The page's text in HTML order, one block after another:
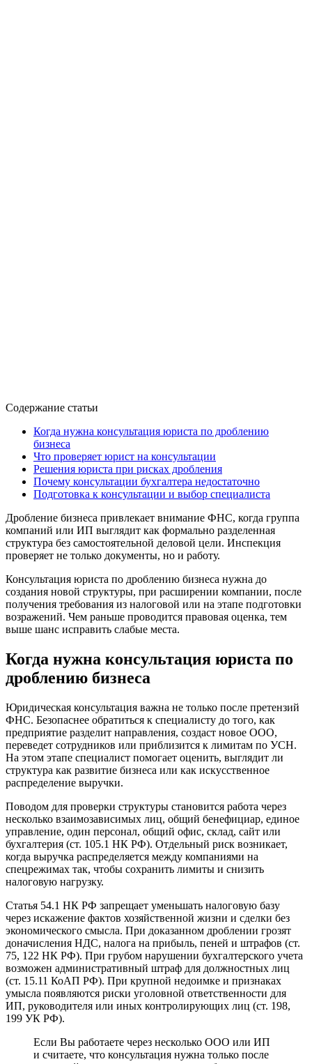
Содержание статьи
Когда нужна консультация юриста по дроблению
бизнеса
Что проверяет юрист на консультации
Решения юриста при рисках дробления
Почему консультации бухгалтера недостаточно
Подготовка к консультации и выбор специалиста
Дробление бизнеса привлекает внимание ФНС, когда группа
компаний или ИП выглядит как формально разделенная
структура без самостоятельной деловой цели. Инспекция
проверяет не только документы, но и работу.
Консультация юриста по дроблению бизнеса нужна до
создания новой структуры, при расширении компании, после
получения требования из налоговой или на этапе подготовки
возражений. Чем раньше проводится правовая оценка, тем
выше шанс исправить слабые места.
Когда нужна консультация юриста по
дроблению бизнеса
Юридическая консультация важна не только после претензий
ФНС. Безопаснее обратиться к специалисту до того, как
предприятие разделит направления, создаст новое ООО,
переведет сотрудников или приблизится к лимитам по УСН.
На этом этапе специалист помогает оценить, выглядит ли
структура как развитие бизнеса или как искусственное
распределение выручки.
Поводом для проверки структуры становится работа через
несколько взаимозависимых лиц, общий бенефициар, единое
управление, один персонал, общий офис, склад, сайт или
бухгалтерия (ст. 105.1 НК РФ). Отдельный риск возникает,
когда выручка распределяется между компаниями на
спецрежимах так, чтобы сохранить лимиты и снизить
налоговую нагрузку.
Статья 54.1 НК РФ запрещает уменьшать налоговую базу
через искажение фактов хозяйственной жизни и сделки без
экономического смысла. При доказанном дроблении грозят
доначисления НДС, налога на прибыль, пеней и штрафов (ст.
75, 122 НК РФ). При грубом нарушении бухгалтерского учета
возможен административный штраф для должностных лиц
(ст. 15.11 КоАП РФ). При крупной недоимке и признаках
умысла появляются риски уголовной ответственности для
ИП, руководителя или иных контролирующих лиц (ст. 198,
199 УК РФ).
Если Вы работаете через несколько ООО или ИП
и считаете, что консультация нужна только после